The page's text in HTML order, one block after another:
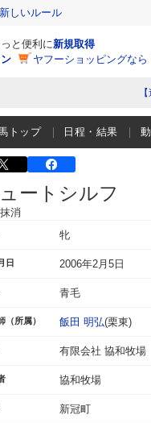
しいルール
っと便利に新規取得
ヤフーショッピングなら
トップ 日程・結果
ートシルフ
消
牝
日 2006年2月5日
青毛
（所属） 飯田 明弘(栗東)
有限会社 協和牧場
協和牧場
新冠町